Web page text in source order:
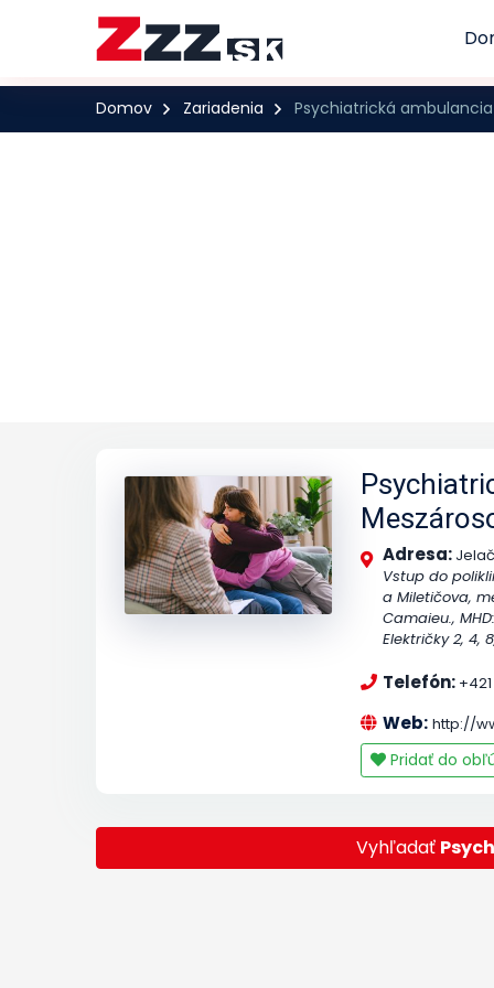
Domov Zariadenia Psychiatrická
Adresa:
Vstup do
a Miletičova,
Camaieu.,
Električky 2, 4,
Telefón:
Web: http://
Pridať do
Vyhľadať